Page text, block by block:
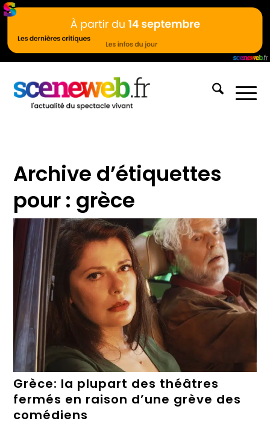
Archive d’étiquettes
pour : grèce
Grèce: la plupart des théâtres
fermés en raison d’une grève des
comédiens